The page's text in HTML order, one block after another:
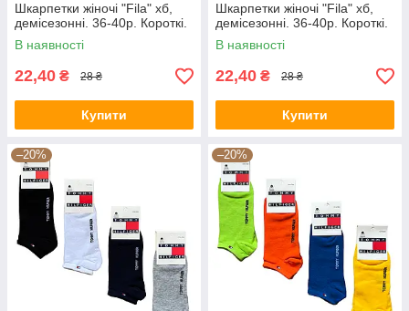
Шкарпетки жіночі "Fila" хб,
демісезонні. 36-40р. Короткі.
В наявності
22,40 ₴ 28 ₴
Купити
Шкарпетки жіночі "Fila" хб,
демісезонні. 36-40р. Короткі.
В наявності
22,40 ₴ 28 ₴
Купити
–20% –20%